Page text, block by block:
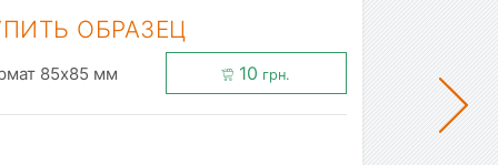
ОБРАЗЕЦ
85x85 мм 10 грн.